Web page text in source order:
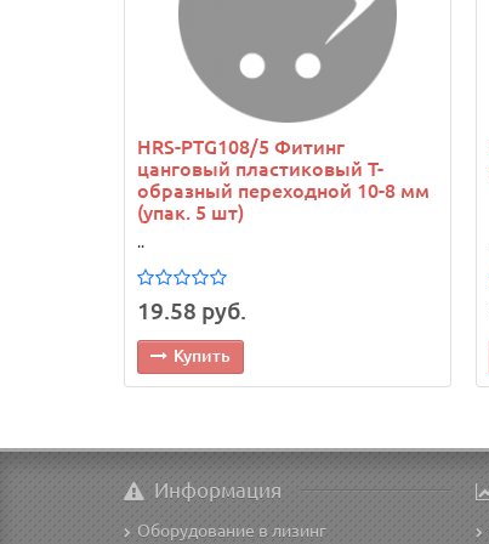
HRS-PTG108/5 Фитинг
цанговый пластиковый T-
образный переходной 10-8 мм
(упак. 5 шт)
..
19.58 руб.
Купить
Информация
Оборудование в лизинг